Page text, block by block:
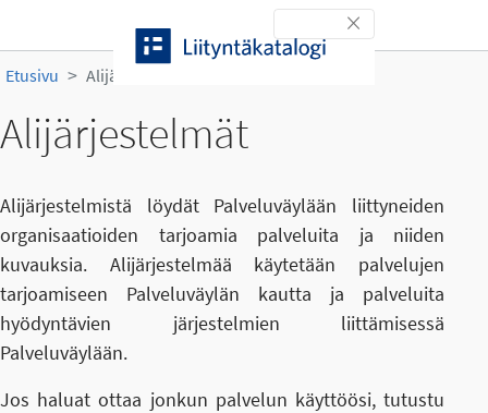
Toggle navigation
Etusivu Alijärjestelmät
Alijärjestelmät
Alijärjestelmistä löydät Palveluväylään liittyneiden
organisaatioiden tarjoamia palveluita ja niiden
kuvauksia. Alijärjestelmää käytetään palvelujen
tarjoamiseen Palveluväylän kautta ja palveluita
hyödyntävien järjestelmien liittämisessä
Palveluväylään.
Jos haluat ottaa jonkun palvelun käyttöösi, tutustu